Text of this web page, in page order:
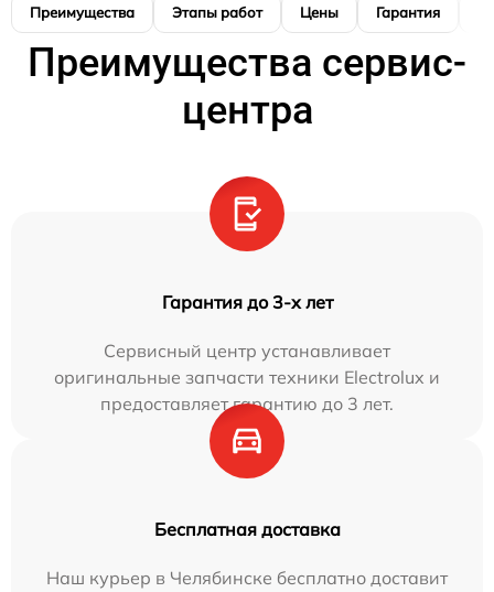
Преимущества Этапы работ Цены Гарантия
Преимущества сервис-
центра
Гарантия до 3-х лет
Сервисный центр устанавливает
оригинальные запчасти техники Electrolux и
предоставляет гарантию до 3 лет.
Бесплатная доставка
Наш курьер в Челябинске бесплатно доставит